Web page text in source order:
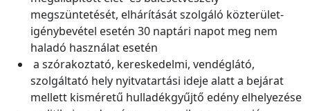
megszüntetését, elhárítását szolgáló közterület-
igénybevétel esetén 30 naptári napot meg nem
haladó használat esetén
a szórakoztató, kereskedelmi, vendéglátó,
szolgáltató hely nyitvatartási ideje alatt a bejárat
mellett kisméretű hulladékgyűjtő edény elhelyezése